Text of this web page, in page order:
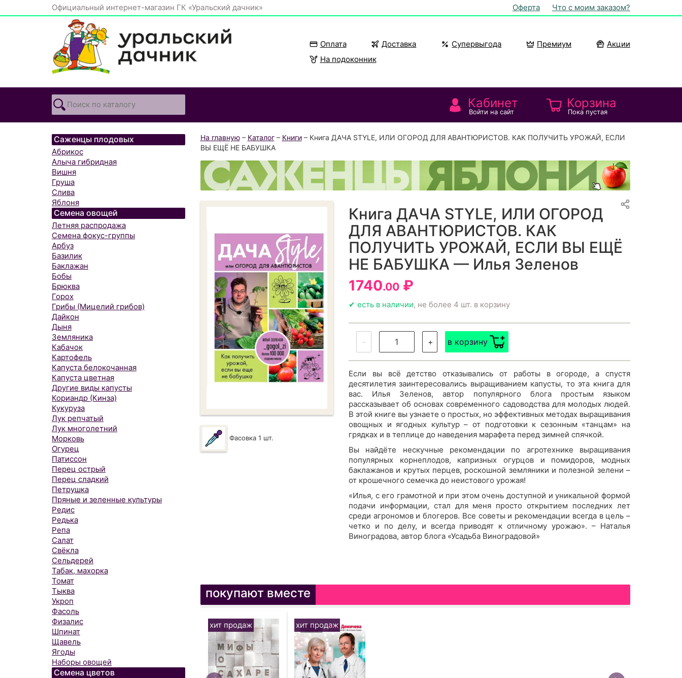
Официальный интернет-магазин ГК «Уральский дачник» Оферта Что с моим заказом?
Оплата Доставка Супервыгода Премиум
Акции
На подоконник
Кабинет
Войти на сайт
Корзина
Пока пустая
Саженцы плодовых
Абрикос
Алыча гибридная
Вишня
Груша
Слива
Яблоня
Семена овощей
Летняя распродажа
Семена фокус-группы
Арбуз
Базилик
Баклажан
Бобы
Брюква
Горох
Грибы (Мицелий грибов)
Дайкон
Дыня
Земляника
Кабачок
Картофель
Капуста белокочанная
Капуста цветная
Другие виды капусты
Кориандр (Кинза)
Кукуруза
Лук репчатый
Лук многолетний
Морковь
Огурец
Патиссон
Перец острый
Перец сладкий
Петрушка
Пряные и зеленные культуры
Редис
Редька
Репа
Салат
Свёкла
Сельдерей
Табак, махорка
Томат
Тыква
Укроп
Фасоль
Физалис
Шпинат
Щавель
Ягоды
Наборы овощей
Семена цветов
На главную– Каталог– Книги– Книга ДАЧА STYLE, ИЛИ ОГОРОД ДЛЯ АВАНТЮРИСТОВ. КАК ПОЛУЧИТЬ УРОЖАЙ, ЕСЛИ
ВЫ ЕЩЁ НЕ БАБУШКА
Фасовка 1 шт.
Книга ДАЧА STYLE, ИЛИ ОГОРОД
ДЛЯ АВАНТЮРИСТОВ. КАК
ПОЛУЧИТЬ УРОЖАЙ, ЕСЛИ ВЫ ЕЩЁ
НЕ БАБУШКА — Илья Зеленов
1740.00₽
✔ есть в наличии, не более 4 шт. в корзину
- + в корзину
Если вы всё детство отказывались от работы в огороде, а спустя
десятилетия заинтересовались выращиванием капусты, то эта книга для
вас. Илья Зеленов, автор популярного блога простым языком
рассказывает об основах современного садоводства для молодых людей.
В этой книге вы узнаете о простых, но эффективных методах выращивания
овощных и ягодных культур – от подготовки к сезонным «танцам» на
грядках и в теплице до наведения марафета перед зимней спячкой.
Вы найдёте нескучные рекомендации по агротехнике выращивания
популярных корнеплодов, капризных огурцов и помидоров, модных
баклажанов и крутых перцев, роскошной земляники и полезной зелени –
от крошечного семечка до неистового урожая!
«Илья, с его грамотной и при этом очень доступной и уникальной формой
подачи информации, стал для меня просто открытием последних лет
среди агрономов и блогеров. Все советы и рекомендации всегда в цель –
четко и по делу, и всегда приводят к отличному урожаю». – Наталья
Виноградова, автор блога «Усадьба Виноградовой»
покупают вместе
хит продаж хит продаж